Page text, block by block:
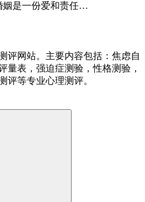
姻是一份爱和责任…
评网站。主要内容包括：焦虑自
量表，强迫症测验，性格测验，
评等专业心理测评。